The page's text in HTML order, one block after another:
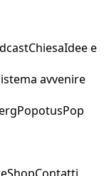
ChiesaIdee e
avvenire
PopotusPop